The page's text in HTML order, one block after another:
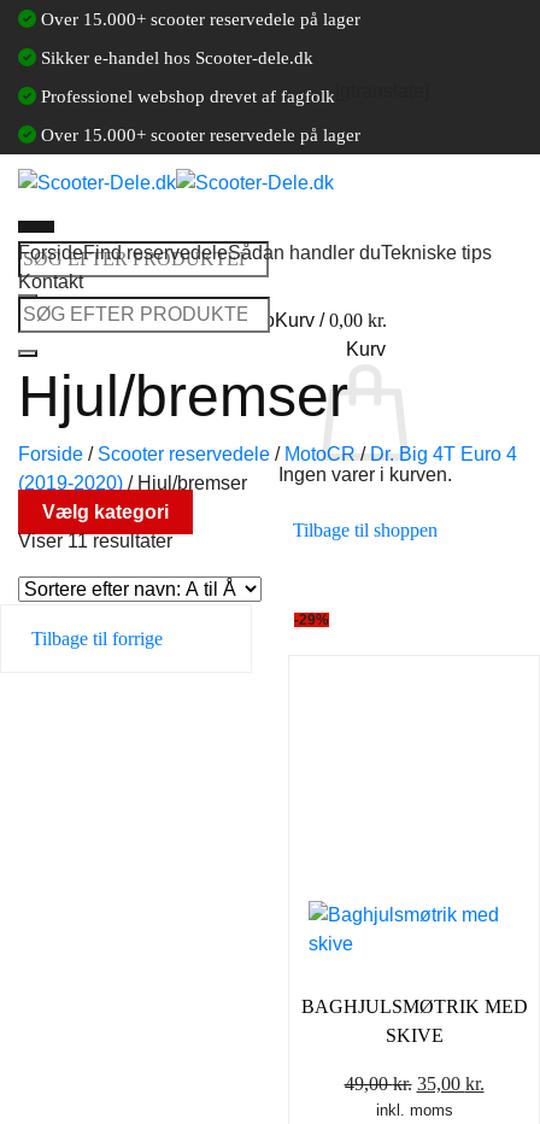
Fortsæt
indhold
Over 15.000+ scooter reservedele på lager
Sikker e-handel hos Scooter-dele.dk
Professionel webshop drevet af fagfolk
Over 15.000+ scooter reservedele på lager
Søg
efter:
Log ind / Opret en kundekontoKurv /0,00 kr.
Kurv
Ingen varer i kurven.
Tilbage til shoppen
ForsideFind reservedeleSådan handler duTekniske tips
Kontakt
Søg
efter:
Hjul/bremser
Forside / Scooter reservedele / MotoCR / Dr. Big 4T Euro 4
(2019-2020) /Hjul/bremser
Vælg kategori
Viser 11 resultater
Tilbage til forrige
-29%
BAGHJULSMØTRIK MED
SKIVE
49,00kr. Den
oprindelige
35,00 kr.Den
inkl. moms